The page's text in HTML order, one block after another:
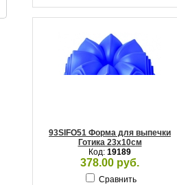
93SIFO51 Форма для выпечки
Готика 23х10см
Код: 19189
378.00 руб.
Сравнить